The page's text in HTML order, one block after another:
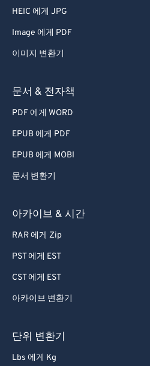
HEIC 에게 JPG
Image 에게 PDF
이미지 변환기
문서 & 전자책
PDF 에게 WORD
EPUB 에게 PDF
EPUB 에게 MOBI
문서 변환기
아카이브 & 시간
RAR 에게 Zip
PST 에게 EST
CST 에게 EST
아카이브 변환기
단위 변환기
Lbs 에게 Kg